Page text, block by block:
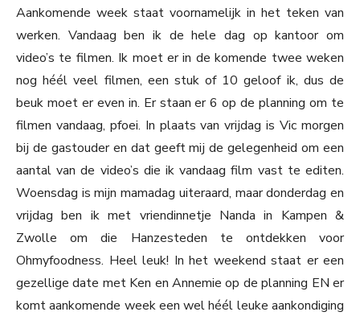
Aankomende week staat voornamelijk in het teken van
werken. Vandaag ben ik de hele dag op kantoor om
video’s te filmen. Ik moet er in de komende twee weken
nog héél veel filmen, een stuk of 10 geloof ik, dus de
beuk moet er even in. Er staan er 6 op de planning om te
filmen vandaag, pfoei. In plaats van vrijdag is Vic morgen
bij de gastouder en dat geeft mij de gelegenheid om een
aantal van de video’s die ik vandaag film vast te editen.
Woensdag is mijn mamadag uiteraard, maar donderdag en
vrijdag ben ik met vriendinnetje Nanda in Kampen &
Zwolle om die Hanzesteden te ontdekken voor
Ohmyfoodness. Heel leuk! In het weekend staat er een
gezellige date met Ken en Annemie op de planning EN er
komt aankomende week een wel héél leuke aankondiging